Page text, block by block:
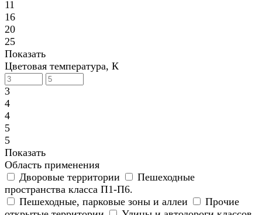
11
16
20
25
Показать
Цветовая температура, К
3
4
4
5
5
Показать
Область применения
Дворовые территории
Пешеходные
пространства класса П1-П6.
Пешеходные, парковые зоны и аллеи
Прочие